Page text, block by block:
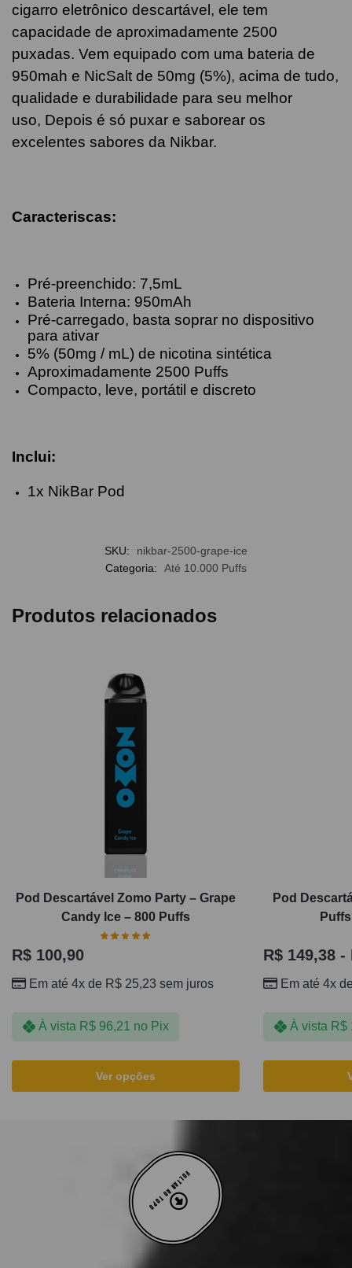
cigarro eletrônico descartável, ele tem
capacidade de aproximadamente 2500
puxadas. Vem equipado com uma bateria de
950mah e NicSalt de 50mg (5%), acima de tudo,
qualidade e durabilidade para seu melhor
uso, Depois é só puxar e saborear os
excelentes sabores da Nikbar.
Caracteriscas:
Pré-preenchido: 7,5mL
Bateria Interna: 950mAh
Pré-carregado, basta soprar no dispositivo
para ativar
5% (50mg / mL) de nicotina sintética
Aproximadamente 2500 Puffs
Compacto, leve, portátil e discreto
Inclui:
1x NikBar Pod
SKU:
nikbar-2500-grape-ice
Categoria:
Até 10.000 Puffs
Produtos relacionados
Pod Descartável Zomo Party – Grape
Candy Ice – 800 Puffs
R$ 100,90
Em até 4x de R$ 25,23 sem juros
À vista R$96,21 no Pix
Ver opções
Pod
R$ 149,38 -
Em até 4x
À vista R$
VOLTAR AO TOPO